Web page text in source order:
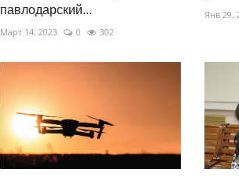
павлодарский...
Март 14, 2023 0 302
Янв 29,